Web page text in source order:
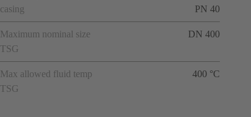
casing
PN 40
Maximum nominal size
TSG
DN 400
Max allowed fluid temp
TSG
400 °C